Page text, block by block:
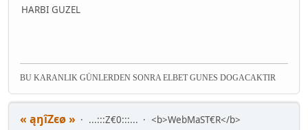
HARBI GUZEL
BU KARANLIK GÜNLERDEN SONRA ELBET GUNES DOGACAKTIR
« ąŋîZєø » ...:::Z€0:::... <b>WebMaST€R</b>